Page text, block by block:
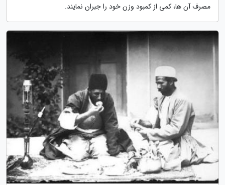
مصرف آن ها، کمی از کمبود وزن خود را جبران نمایند.